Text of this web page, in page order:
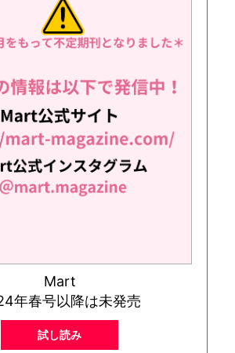
Mart
年春号以降は未発売
試し読み